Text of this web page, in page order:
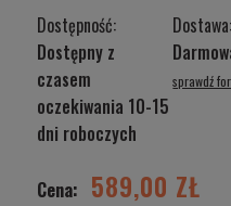
Dostępność:
Dostępny z
czasem
oczekiwania 10-15
dni roboczych
Dostawa:
Cena nie zawiera sprawdź
Cena: 589,00 ZŁ